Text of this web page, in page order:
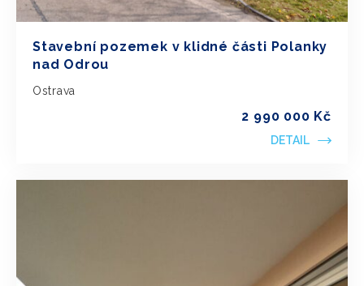
Stavební pozemek v klidné části Polanky
nad Odrou
Ostrava
2 990 000 Kč
DETAIL